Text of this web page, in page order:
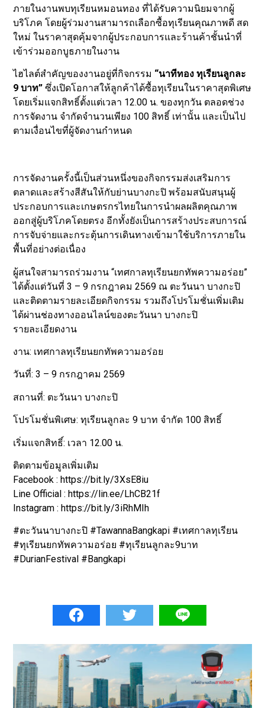
ภายในงานพบทุเรียนหมอนทอง ที่ได้รับความนิยมจากผู้
บริโภค โดยผู้ร่วมงานสามารถเลือกซื้อทุเรียนคุณภาพดี สด
ใหม่ ในราคาสุดคุ้มจากผู้ประกอบการและร้านค้าชั้นนำที่
เข้าร่วมออกบูธภายในงาน
ไฮไลต์สำคัญของงานอยู่ที่กิจกรรม “นาทีทอง ทุเรียนลูกละ
9 บาท” ซึ่งเปิดโอกาสให้ลูกค้าได้ซื้อทุเรียนในราคาสุดพิเศษ
โดยเริ่มแจกสิทธิ์ตั้งแต่เวลา 12.00 น. ของทุกวัน ตลอดช่วง
การจัดงาน จำกัดจำนวนเพียง 100 สิทธิ์ เท่านั้น และเป็นไป
ตามเงื่อนไขที่ผู้จัดงานกำหนด
การจัดงานครั้งนี้เป็นส่วนหนึ่งของกิจกรรมส่งเสริมการ
ตลาดและสร้างสีสันให้กับย่านบางกะปิ พร้อมสนับสนุนผู้
ประกอบการและเกษตรกรไทยในการนำผลผลิตคุณภาพ
ออกสู่ผู้บริโภคโดยตรง อีกทั้งยังเป็นการสร้างประสบการณ์
การจับจ่ายและกระตุ้นการเดินทางเข้ามาใช้บริการภายใน
พื้นที่อย่างต่อเนื่อง
ผู้สนใจสามารถร่วมงาน “เทศกาลทุเรียนยกทัพความอร่อย”
ได้ตั้งแต่วันที่ 3 – 9 กรกฎาคม 2569 ณ ตะวันนา บางกะปิ
และติดตามรายละเอียดกิจกรรม รวมถึงโปรโมชั่นเพิ่มเติม
ได้ผ่านช่องทางออนไลน์ของตะวันนา บางกะปิ
รายละเอียดงาน
งาน: เทศกาลทุเรียนยกทัพความอร่อย
วันที่: 3 – 9 กรกฎาคม 2569
สถานที่: ตะวันนา บางกะปิ
โปรโมชั่นพิเศษ: ทุเรียนลูกละ 9 บาท จำกัด 100 สิทธิ์
เริ่มแจกสิทธิ์: เวลา 12.00 น.
ติดตามข้อมูลเพิ่มเติม
Facebook : https://bit.ly/3XsE8iu
Line Official : https://lin.ee/LhCB21f
Instagram : https://bit.ly/3iRhMIh
#ตะวันนาบางกะปิ #TawannaBangkapi #เทศกาลทุเรียน
#ทุเรียนยกทัพความอร่อย #ทุเรียนลูกละ9บาท
#DurianFestival #Bangkapi